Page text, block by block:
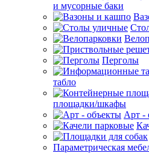
и мусорные баки
Перголы
табло
площадки/шкафы
Арт -
Параметрическая